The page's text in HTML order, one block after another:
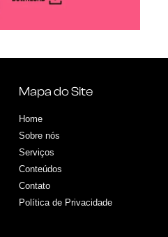
Mapa do Site
Home
Sobre nós
Serviços
Conteúdos
Contato
Política de Privacidade